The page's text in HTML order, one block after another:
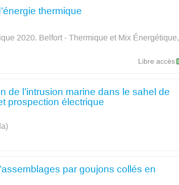
thermique
2020. Belfort - Thermique et Mix Énergétique,
Libre accès
de l’intrusion marine dans le sahel de
prospection électrique
par goujons collés en